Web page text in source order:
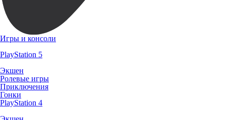
Игры и консоли
PlayStation 5
Экшен
Ролевые игры
Приключения
Гонки
PlayStation 4